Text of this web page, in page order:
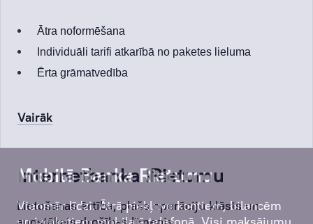
Ātra noformēšana
Individuāli tarifi atkarībā no paketes lieluma
Ērta grāmatvedība
Vairāk
Mobilā Banka Rietumu
Vienmēr līdzi. Ātrā piekļuve kontiem, bilancēm
Internetbanka iRietumu
Lietošanas ērtība, plašs operāciju klāsts un